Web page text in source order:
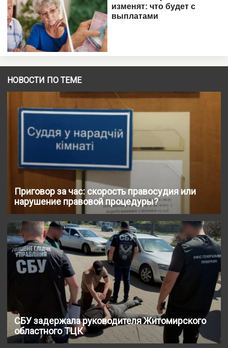
НОВОСТИ ПО ТЕМЕ
Приговор за час: скорость правосудия или
нарушение правовой процедуры?
СБУ задержала руководителя Житомирского
областного ТЦК